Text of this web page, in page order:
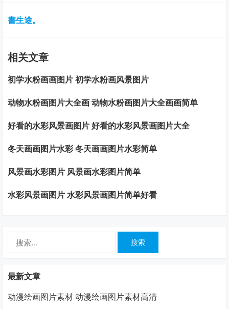
書生途。
相关文章
初学水粉画画图片 初学水粉画风景图片
动物水粉画图片大全画 动物水粉画图片大全画画简单
好看的水彩风景画图片 好看的水彩风景画图片大全
冬天画画图片水彩 冬天画画图片水彩简单
风景画水彩图片 风景画水彩图片简单
水彩风景画图片 水彩风景画图片简单好看
最新文章
动漫绘画图片素材 动漫绘画图片素材高清